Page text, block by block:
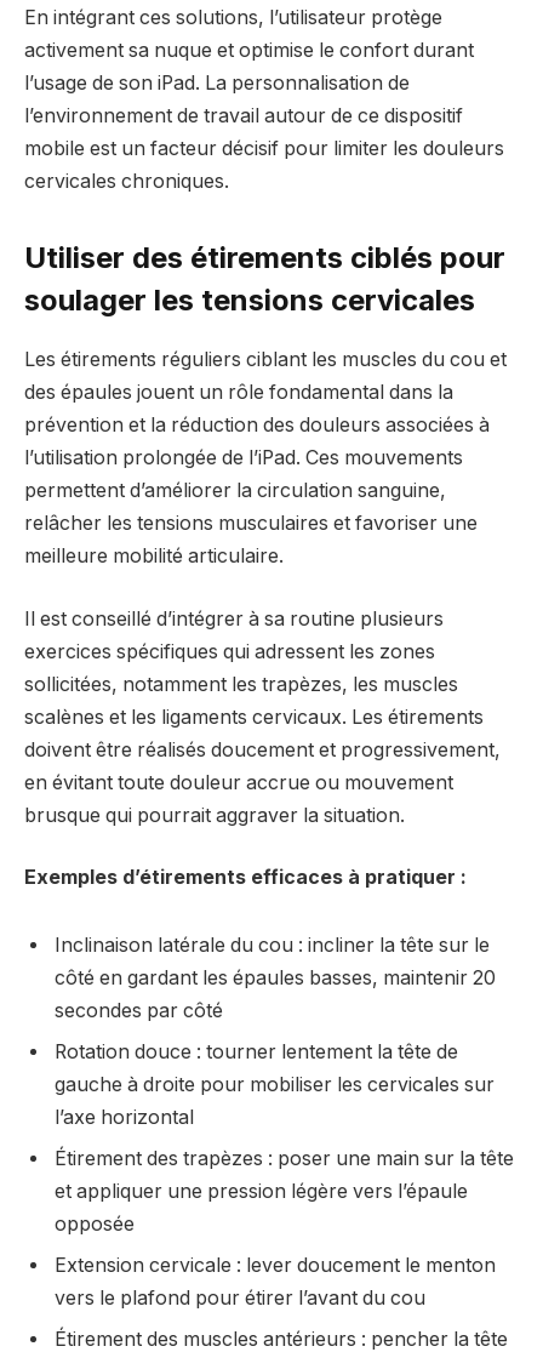
En intégrant ces solutions, l’utilisateur protège
activement sa nuque et optimise le confort durant
l’usage de son iPad. La personnalisation de
l’environnement de travail autour de ce dispositif
mobile est un facteur décisif pour limiter les douleurs
cervicales chroniques.
Utiliser des étirements ciblés pour
soulager les tensions cervicales
Les étirements réguliers ciblant les muscles du cou et
des épaules jouent un rôle fondamental dans la
prévention et la réduction des douleurs associées à
l’utilisation prolongée de l’iPad. Ces mouvements
permettent d’améliorer la circulation sanguine,
relâcher les tensions musculaires et favoriser une
meilleure mobilité articulaire.
Il est conseillé d’intégrer à sa routine plusieurs
exercices spécifiques qui adressent les zones
sollicitées, notamment les trapèzes, les muscles
scalènes et les ligaments cervicaux. Les étirements
doivent être réalisés doucement et progressivement,
en évitant toute douleur accrue ou mouvement
brusque qui pourrait aggraver la situation.
Exemples d’étirements efficaces à pratiquer :
Inclinaison latérale du cou : incliner la tête sur le
côté en gardant les épaules basses, maintenir 20
secondes par côté
Rotation douce : tourner lentement la tête de
gauche à droite pour mobiliser les cervicales sur
l’axe horizontal
Étirement des trapèzes : poser une main sur la tête
et appliquer une pression légère vers l’épaule
opposée
Extension cervicale : lever doucement le menton
vers le plafond pour étirer l’avant du cou
Étirement des muscles antérieurs : pencher la tête